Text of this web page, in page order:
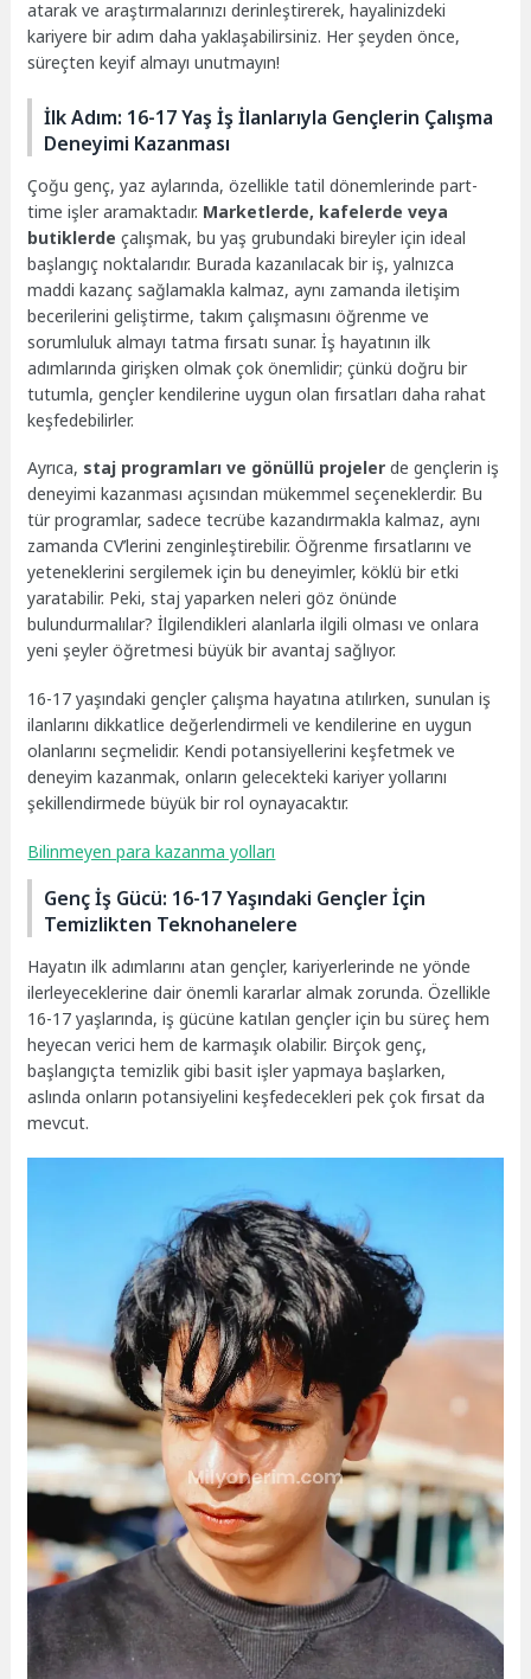
atarak ve araştırmalarınızı derinleştirerek, hayalinizdeki
kariyere bir adım daha yaklaşabilirsiniz. Her şeyden önce,
süreçten keyif almayı unutmayın!
İlk Adım: 16-17 Yaş İş İlanlarıyla Gençlerin Çalışma
Deneyimi Kazanması
Çoğu genç, yaz aylarında, özellikle tatil dönemlerinde part-
time işler aramaktadır. Marketlerde, kafelerde veya
butiklerde çalışmak, bu yaş grubundaki bireyler için ideal
başlangıç noktalarıdır. Burada kazanılacak bir iş, yalnızca
maddi kazanç sağlamakla kalmaz, aynı zamanda iletişim
becerilerini geliştirme, takım çalışmasını öğrenme ve
sorumluluk almayı tatma fırsatı sunar. İş hayatının ilk
adımlarında girişken olmak çok önemlidir; çünkü doğru bir
tutumla, gençler kendilerine uygun olan fırsatları daha rahat
keşfedebilirler.
Ayrıca, staj programları ve gönüllü projeler de gençlerin iş
deneyimi kazanması açısından mükemmel seçeneklerdir. Bu
tür programlar, sadece tecrübe kazandırmakla kalmaz, aynı
zamanda CV’lerini zenginleştirebilir. Öğrenme fırsatlarını ve
yeteneklerini sergilemek için bu deneyimler, köklü bir etki
yaratabilir. Peki, staj yaparken neleri göz önünde
bulundurmalılar? İlgilendikleri alanlarla ilgili olması ve onlara
yeni şeyler öğretmesi büyük bir avantaj sağlıyor.
16-17 yaşındaki gençler çalışma hayatına atılırken, sunulan iş
ilanlarını dikkatlice değerlendirmeli ve kendilerine en uygun
olanlarını seçmelidir. Kendi potansiyellerini keşfetmek ve
deneyim kazanmak, onların gelecekteki kariyer yollarını
şekillendirmede büyük bir rol oynayacaktır.
Bilinmeyen para kazanma yolları
Genç İş Gücü: 16-17 Yaşındaki Gençler İçin
Temizlikten Teknohanelere
Hayatın ilk adımlarını atan gençler, kariyerlerinde ne yönde
ilerleyeceklerine dair önemli kararlar almak zorunda. Özellikle
16-17 yaşlarında, iş gücüne katılan gençler için bu süreç hem
heyecan verici hem de karmaşık olabilir. Birçok genç,
başlangıçta temizlik gibi basit işler yapmaya başlarken,
aslında onların potansiyelini keşfedecekleri pek çok fırsat da
mevcut.